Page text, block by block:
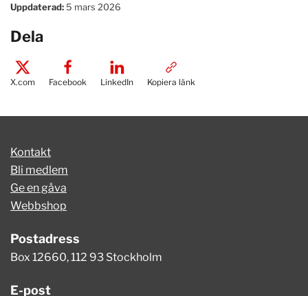
Uppdaterad:5 mars 2026
Dela
X.com Facebook LinkedIn Kopiera länk
Kontakt
Bli medlem
Ge en gåva
Webbshop
Postadress
Box 12660, 112 93 Stockholm
E-post